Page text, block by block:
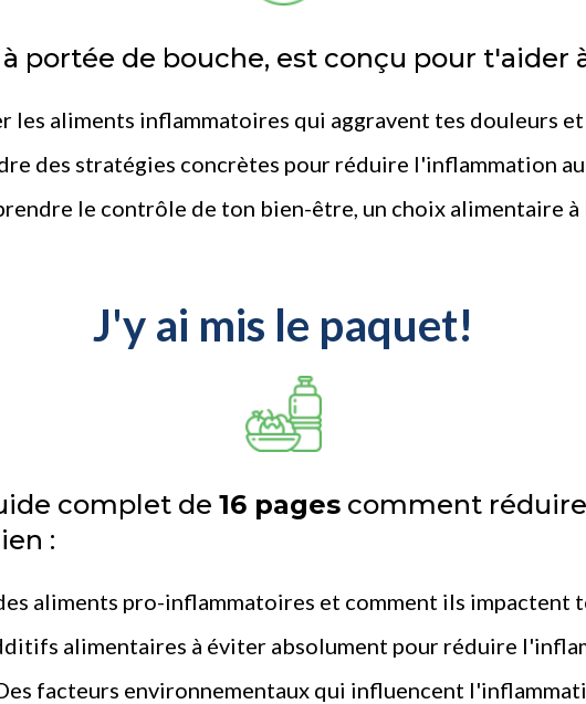
portée de bouche, est conçu pour t'aider
les aliments inflammatoires qui aggravent tes douleurs
des stratégies concrètes pour réduire l'inflammation
le contrôle de ton bien-être, un choix alimentaire à
J'y ai mis le paquet!
complet de 16 pages comment
:
aliments pro-inflammatoires et comment ils impactent
alimentaires à éviter absolument pour réduire
facteurs environnementaux qui influencent